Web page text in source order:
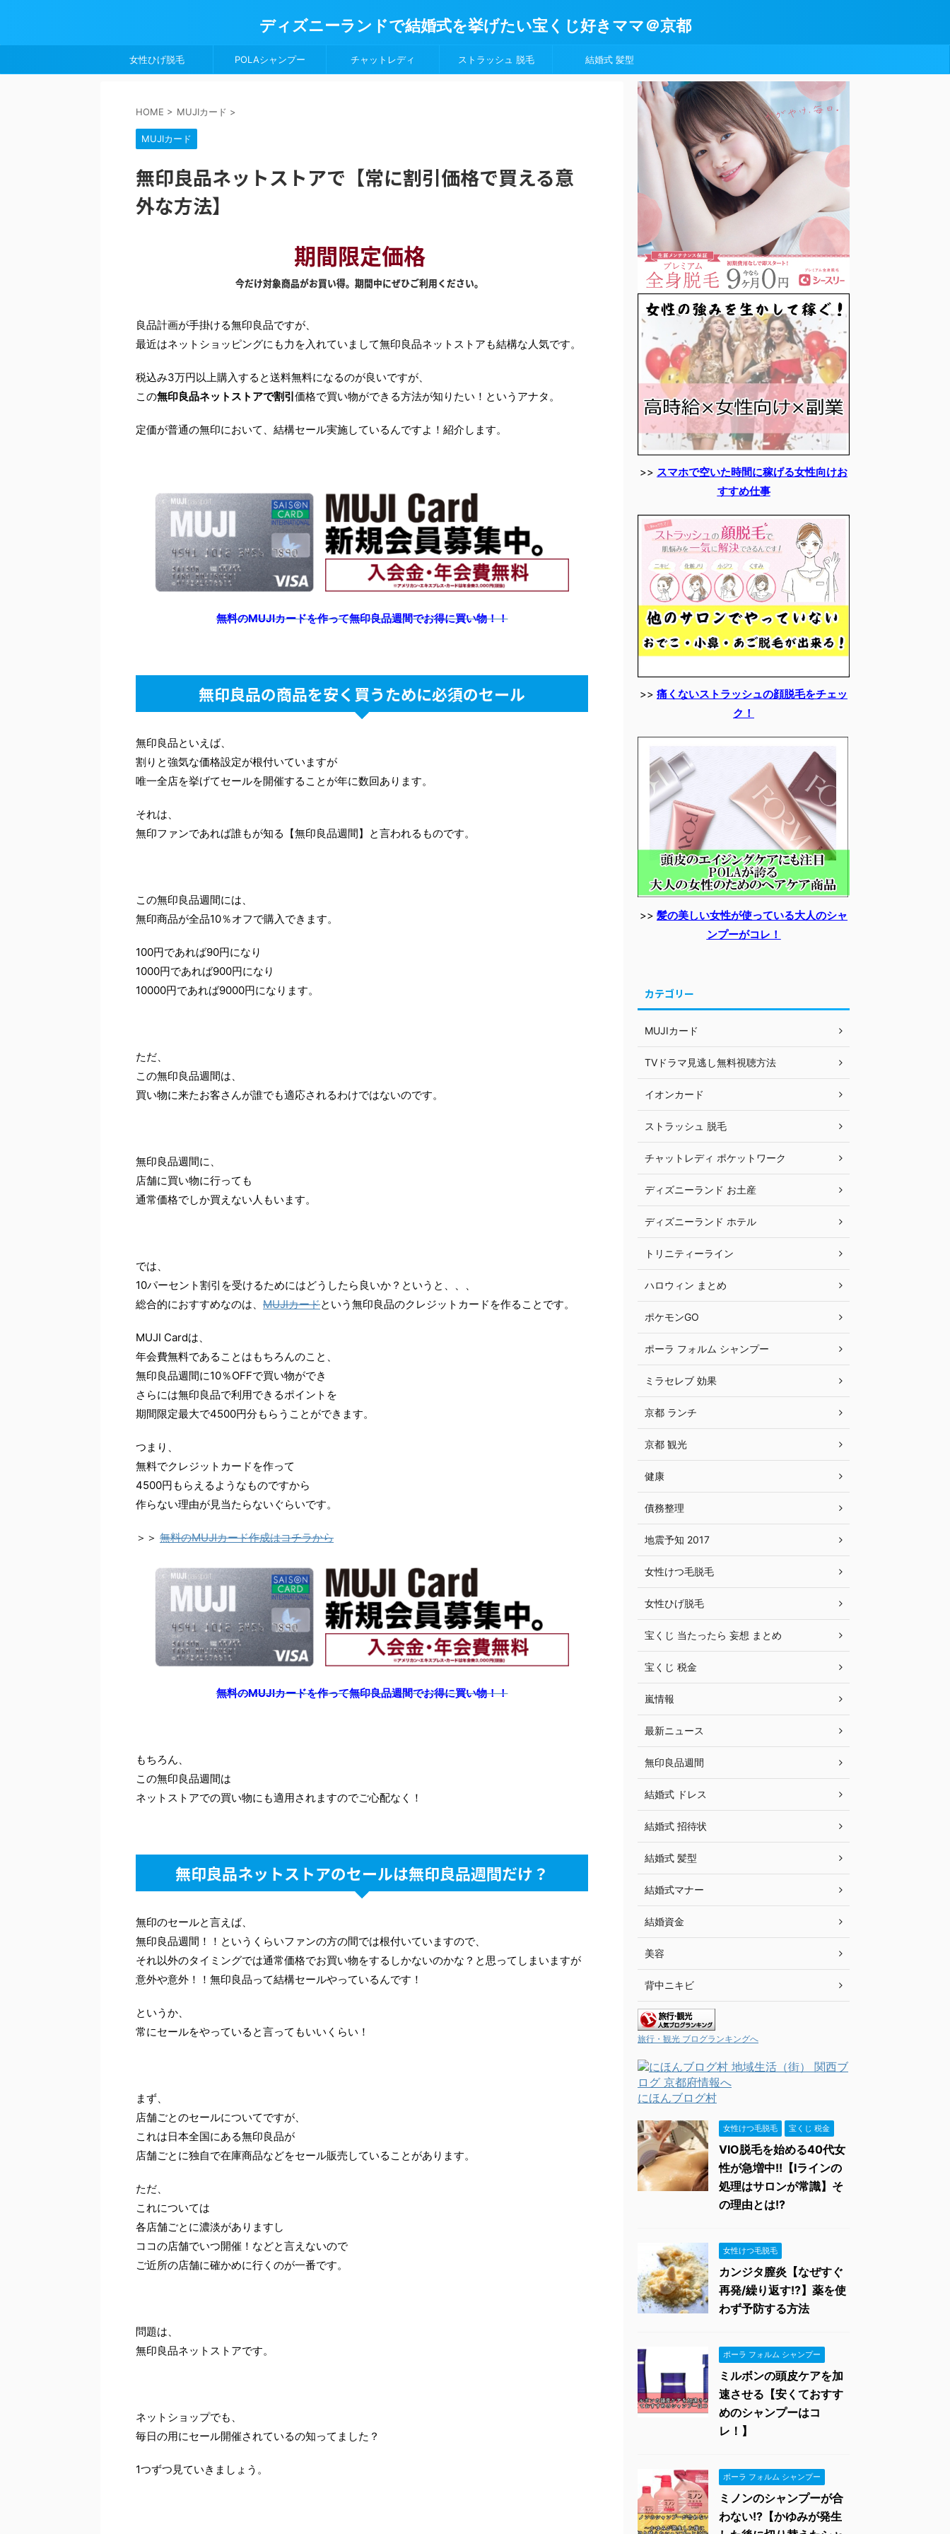
ディズニーランドで結婚式を挙げたい宝くじ好きママ＠京都
女性ひげ脱毛 POLAシャンプー チャットレディ ストラッシュ 脱毛 結婚式 髪型
HOME > MUJIカード >
MUJIカード
無印良品ネットストアで【常に割引価格で買える意
外な方法】
良品計画が手掛ける無印良品ですが、
最近はネットショッピングにも力を入れていまして無印良品ネットストアも結構な人気です。
税込み3万円以上購入すると送料無料になるのが良いですが、
この無印良品ネットストアで割引価格で買い物ができる方法が知りたい！というアナタ。
定価が普通の無印において、結構セール実施しているんですよ！紹介します。
無料のMUJIカードを作って無印良品週間でお得に買い物！！
無印良品の商品を安く買うために必須のセール
無印良品といえば、
割りと強気な価格設定が根付いていますが
唯一全店を挙げてセールを開催することが年に数回あります。
それは、
無印ファンであれば誰もが知る【無印良品週間】と言われるものです。
この無印良品週間には、
無印商品が全品10％オフで購入できます。
100円であれば90円になり
1000円であれば900円になり
10000円であれば9000円になります。
ただ、
この無印良品週間は、
買い物に来たお客さんが誰でも適応されるわけではないのです。
無印良品週間に、
店舗に買い物に行っても
通常価格でしか買えない人もいます。
では、
10パーセント割引を受けるためにはどうしたら良いか？というと、、、
総合的におすすめなのは、 MUJIカードという無印良品のクレジットカードを作ることです。
MUJI Cardは、
年会費無料であることはもちろんのこと、
無印良品週間に10％OFFで買い物ができ
さらには無印良品で利用できるポイントを
期間限定最大で4500円分もらうことができます。
つまり、
無料でクレジットカードを作って
4500円もらえるようなものですから
作らない理由が見当たらないぐらいです。
＞＞ 無料のMUJIカード作成はコチラから
無料のMUJIカードを作って無印良品週間でお得に買い物！！
もちろん、
この無印良品週間は
ネットストアでの買い物にも適用されますのでご心配なく！
無印良品ネットストアのセールは無印良品週間だけ？
無印のセールと言えば、
無印良品週間！！というくらいファンの方の間では根付いていますので、
それ以外のタイミングでは通常価格でお買い物をするしかないのかな？と思ってしまいますが
意外や意外！！無印良品って結構セールやっているんです！
というか、
常にセールをやっていると言ってもいいくらい！
まず、
店舗ごとのセールについてですが、
これは日本全国にある無印良品が
店舗ごとに独自で在庫商品などをセール販売していることがあります。
ただ、
これについては
各店舗ごとに濃淡がありますし
ココの店舗でいつ開催！などと言えないので
ご近所の店舗に確かめに行くのが一番です。
問題は、
無印良品ネットストアです。
ネットショップでも、
毎日の用にセール開催されているの知ってました？
1つずつ見ていきましょう。
>> スマホで空いた時間に稼げる女性向けお
すすめ仕事
>> 痛くないストラッシュの顔脱毛をチェッ
ク！
>> 髪の美しい女性が使っている大人のシャ
ンプーがコレ！
カテゴリー
MUJIカード
TVドラマ見逃し無料視聴方法
イオンカード
ストラッシュ 脱毛
チャットレディ ポケットワーク
ディズニーランド お土産
ディズニーランド ホテル
トリニティーライン
ハロウィン まとめ
ポケモンGO
ポーラ フォルム シャンプー
ミラセレブ 効果
京都 ランチ
京都 観光
健康
債務整理
地震予知 2017
女性けつ毛脱毛
女性ひげ脱毛
宝くじ 当たったら 妄想 まとめ
宝くじ 税金
嵐情報
最新ニュース
無印良品週間
結婚式 ドレス
結婚式 招待状
結婚式 髪型
結婚式マナー
結婚資金
美容
背中ニキビ
旅行・観光 ブログランキングへ
にほんブログ村
女性けつ毛脱毛 宝くじ 税金
VIO脱毛を始める40代女
性が急増中!!【Iラインの
処理はサロンが常識】そ
の理由とは!?
女性けつ毛脱毛
カンジタ膣炎【なぜすぐ
再発/繰り返す!?】薬を使
わず予防する方法
ポーラ フォルム シャンプー
ミルボンの頭皮ケアを加
速させる【安くておすす
めのシャンプーはコ
レ！】
ポーラ フォルム シャンプー
ミノンのシャンプーが合
わない!?【かゆみが発生